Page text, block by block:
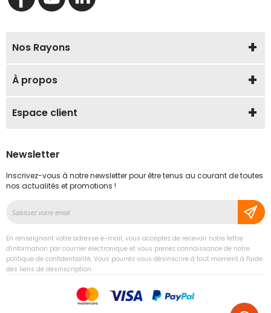
Nos Rayons
À propos
Espace client
Newsletter
Inscrivez-vous à notre newsletter pour être tenus au courant de toutes
nos actualités et promotions !
notre
lettre
d’information
:
En renseignant votre adresse e-mail, vous acceptez de recevoir notre lettre
d'information par courrier électronique et vous prenez connaissance de notre
politique de confidentialité. Vous pourrez vous désinscrire à tout moment à l'aide
des liens de désinscription.